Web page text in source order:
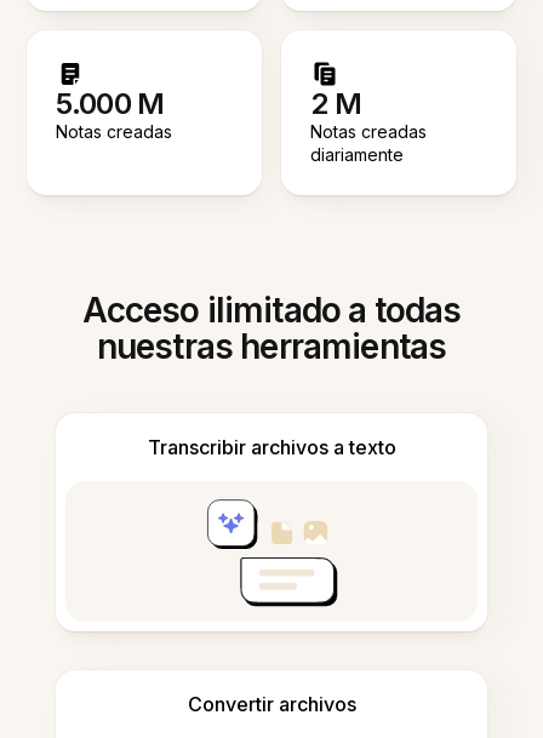
5.000 M
Notas creadas
2 M
Notas creadas
diariamente
Acceso ilimitado a todas
nuestras herramientas
Transcribir archivos a texto
Convertir archivos